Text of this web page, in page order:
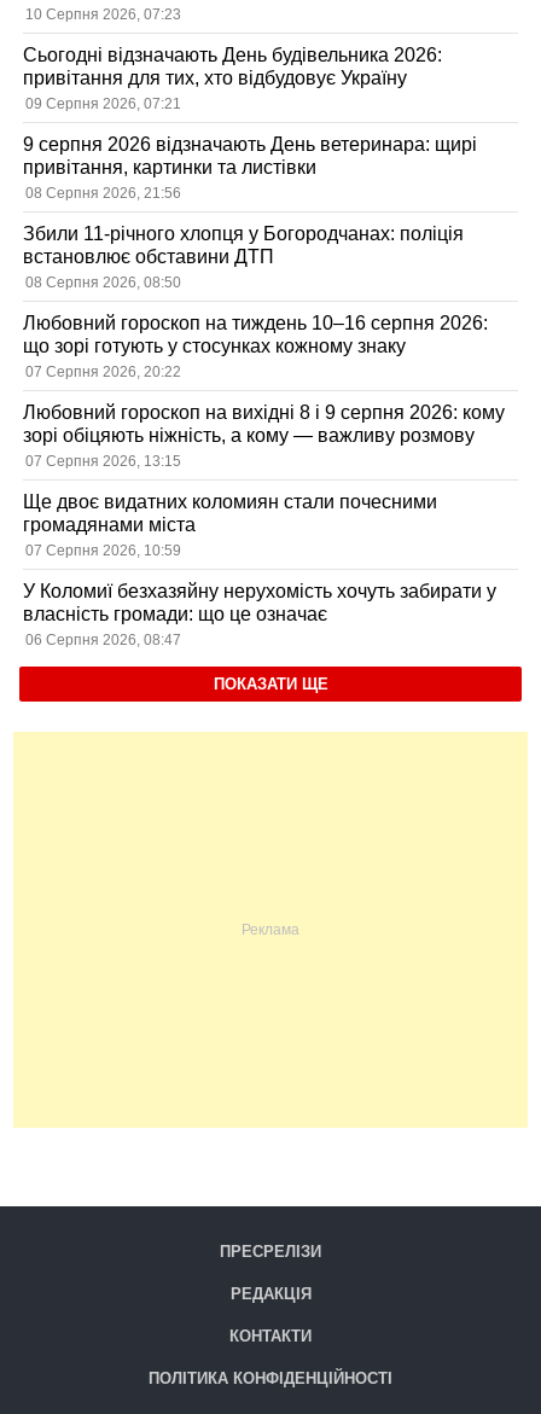
10 Серпня 2026, 07:23
Сьогодні відзначають День будівельника 2026:
привітання для тих, хто відбудовує Україну
09 Серпня 2026, 07:21
9 серпня 2026 відзначають День ветеринара: щирі
привітання, картинки та листівки
08 Серпня 2026, 21:56
Збили 11-річного хлопця у Богородчанах: поліція
встановлює обставини ДТП
08 Серпня 2026, 08:50
Любовний гороскоп на тиждень 10–16 серпня 2026:
що зорі готують у стосунках кожному знаку
07 Серпня 2026, 20:22
Любовний гороскоп на вихідні 8 і 9 серпня 2026: кому
зорі обіцяють ніжність, а кому — важливу розмову
07 Серпня 2026, 13:15
Ще двоє видатних коломиян стали почесними
громадянами міста
07 Серпня 2026, 10:59
У Коломиї безхазяйну нерухомість хочуть забирати у
власність громади: що це означає
06 Серпня 2026, 08:47
ПОКАЗАТИ ЩЕ
ПРЕСРЕЛІЗИ
РЕДАКЦІЯ
КОНТАКТИ
ПОЛІТИКА КОНФІДЕНЦІЙНОСТІ